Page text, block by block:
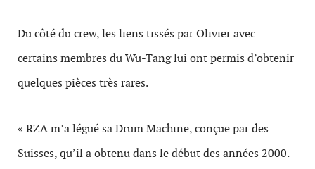
Du côté du crew, les liens tissés par Olivier avec
certains membres du Wu-Tang lui ont permis d’obtenir
quelques pièces très rares.
« RZA m’a légué sa Drum Machine, conçue par des
Suisses, qu’il a obtenu dans le début des années 2000.